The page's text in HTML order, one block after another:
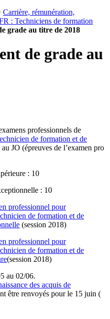
Carrière, rémunération,
: Techniciens de formation
grade au titre de 2018
de grade au
professionnels de
de formation et de
JO (épreuves de l’examen pro
: 10
: 10
professionnel pour
de formation et de
(session 2018)
professionnel pour
de formation et de
(session 2018)
au 02/06.
des acquis de
être renvoyés pour le 15 juin (